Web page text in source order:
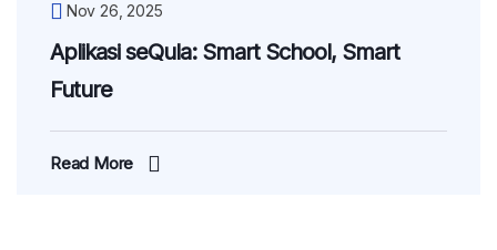
Nov 26, 2025
Aplikasi seQula: Smart School, Smart
Future
Read More